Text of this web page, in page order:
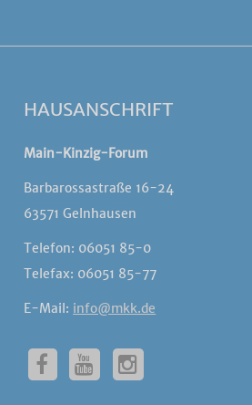
HAUSANSCHRIFT
Main-Kinzig-Forum
Barbarossastraße 16-24
63571 Gelnhausen
Telefon: 06051 85-0
Telefax: 06051 85-77
E-Mail: info@mkk.de